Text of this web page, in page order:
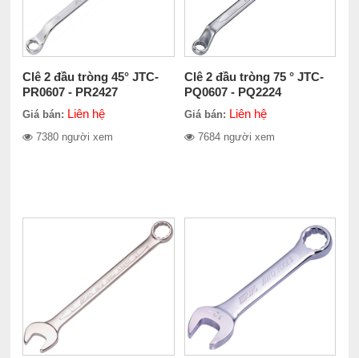
Clê 2 đầu tròng 45° JTC-
PR0607 - PR2427
Giá bán: Liên hệ
7380 người xem
Clê 2 đầu tròng 75 ° JTC-
PQ0607 - PQ2224
Giá bán: Liên hệ
7684 người xem